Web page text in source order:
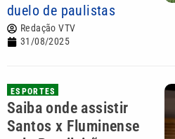
duelo de paulistas
Redação VTV
31/08/2025
ESPORTES
Saiba onde assistir
Santos x Fluminense